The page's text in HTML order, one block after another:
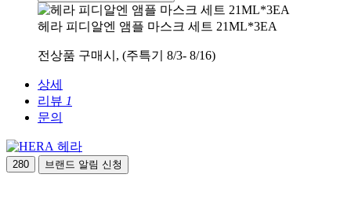
헤라 피디알엔 앰플 마스크 세트 21ML*3EA
전상품 구매시, (주특기 8/3- 8/16)
상세
리뷰 1
문의
헤라
280 브랜드 알림 신청